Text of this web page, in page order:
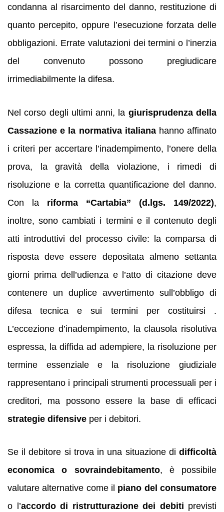
condanna al risarcimento del danno, restituzione di
quanto percepito, oppure l’esecuzione forzata delle
obbligazioni. Errate valutazioni dei termini o l’inerzia
del convenuto possono pregiudicare
irrimediabilmente la difesa.
Nel corso degli ultimi anni, la giurisprudenza della
Cassazione e la normativa italianahanno affinato
i criteri per accertare l’inadempimento, l’onere della
prova, la gravità della violazione, i rimedi di
risoluzione e la corretta quantificazione del danno.
Con la riforma “Cartabia” (d.lgs. 149/2022),
inoltre, sono cambiati i termini e il contenuto degli
atti introduttivi del processo civile: la comparsa di
risposta deve essere depositata almeno settanta
giorni prima dell’udienza e l’atto di citazione deve
contenere un duplice avvertimento sull’obbligo di
difesa tecnica e sui termini per costituirsi .
L’eccezione d’inadempimento, la clausola risolutiva
espressa, la diffida ad adempiere, la risoluzione per
termine essenziale e la risoluzione giudiziale
rappresentano i principali strumenti processuali per i
creditori, ma possono essere la base di efficaci
strategie difensive per i debitori.
Se il debitore si trova in una situazione di difficoltà
economica o sovraindebitamento, è possibile
valutare alternative come il piano del consumatore
o l’accordo di ristrutturazione dei debiti previsti